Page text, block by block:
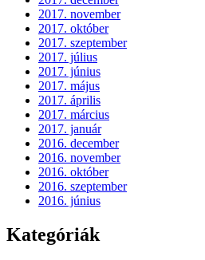
2017. november
2017. október
2017. szeptember
2017. július
2017. június
2017. május
2017. április
2017. március
2017. január
2016. december
2016. november
2016. október
2016. szeptember
2016. június
Kategóriák